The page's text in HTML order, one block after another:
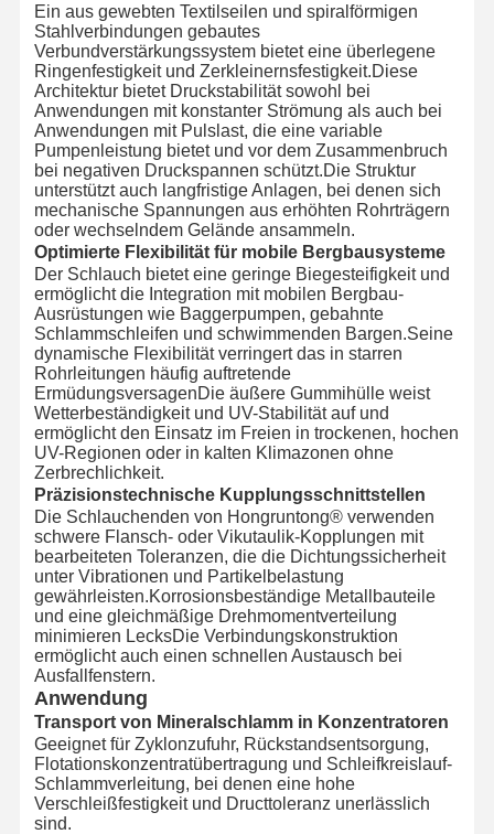
Ein aus gewebten Textilseilen und spiralförmigen
Stahlverbindungen gebautes
Verbundverstärkungssystem bietet eine überlegene
Ringenfestigkeit und Zerkleinernsfestigkeit.Diese
Architektur bietet Druckstabilität sowohl bei
Anwendungen mit konstanter Strömung als auch bei
Anwendungen mit Pulslast, die eine variable
Pumpenleistung bietet und vor dem Zusammenbruch
bei negativen Druckspannen schützt.Die Struktur
unterstützt auch langfristige Anlagen, bei denen sich
mechanische Spannungen aus erhöhten Rohrträgern
oder wechselndem Gelände ansammeln.
Optimierte Flexibilität für mobile Bergbausysteme
Der Schlauch bietet eine geringe Biegesteifigkeit und
ermöglicht die Integration mit mobilen Bergbau-
Ausrüstungen wie Baggerpumpen, gebahnte
Schlammschleifen und schwimmenden Bargen.Seine
dynamische Flexibilität verringert das in starren
Rohrleitungen häufig auftretende
ErmüdungsversagenDie äußere Gummihülle weist
Wetterbeständigkeit und UV-Stabilität auf und
ermöglicht den Einsatz im Freien in trockenen, hochen
UV-Regionen oder in kalten Klimazonen ohne
Zerbrechlichkeit.
Präzisionstechnische Kupplungsschnittstellen
Die Schlauchenden von Hongruntong® verwenden
schwere Flansch- oder Vikutaulik-Kopplungen mit
bearbeiteten Toleranzen, die die Dichtungssicherheit
unter Vibrationen und Partikelbelastung
gewährleisten.Korrosionsbeständige Metallbauteile
und eine gleichmäßige Drehmomentverteilung
minimieren LecksDie Verbindungskonstruktion
ermöglicht auch einen schnellen Austausch bei
Ausfallfenstern.
Anwendung
Transport von Mineralschlamm in Konzentratoren
Geeignet für Zyklonzufuhr, Rückstandsentsorgung,
Flotationskonzentratübertragung und Schleifkreislauf-
Schlammverleitung, bei denen eine hohe
Verschleißfestigkeit und Dructtoleranz unerlässlich
sind.